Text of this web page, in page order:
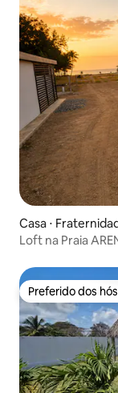
Casa ⋅
Loft na Praia
Preferido dos
Preferido dos